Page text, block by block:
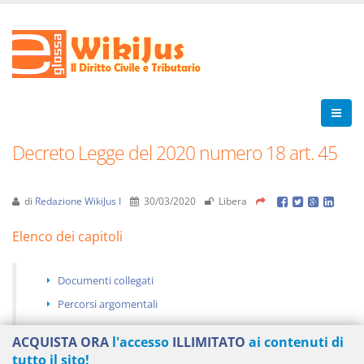
Decreto Legge del 2020 numero 18 art. 45
di Redazione WikiJus I 30/03/2020 Libera
Elenco dei capitoli
Documenti collegati
Percorsi argomentali
ACQUISTA ORA l'accesso ILLIMITATO ai contenuti di
tutto il sito!